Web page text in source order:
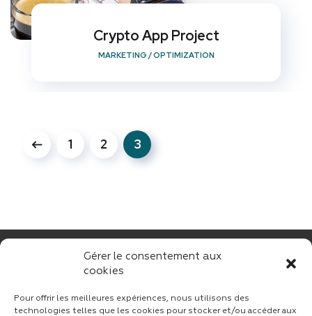
Gérer le consentement aux
cookies
Pour offrir les meilleures expériences, nous utilisons des
technologies telles que les cookies pour stocker et/ou accéder aux
Crypto App Project
MARKETING /OPTIMIZATION
1 2 3